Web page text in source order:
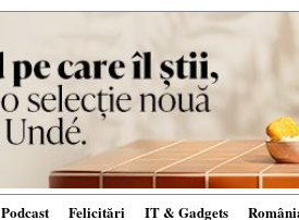
Podcast Felicitări IT & Gadgets